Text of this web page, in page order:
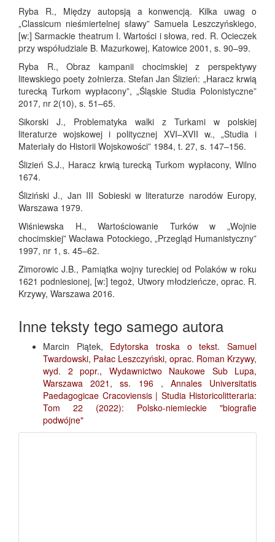
Ryba R., Między autopsją a konwencją. Kilka uwag o
„Classicum nieśmiertelnej sławy” Samuela Leszczyńskiego,
[w:] Sarmackie theatrum I. Wartości i słowa, red. R. Ocieczek
przy współudziale B. Mazurkowej, Katowice 2001, s. 90–99.
Ryba R., Obraz kampanii chocimskiej z perspektywy
litewskiego poety żołnierza. Stefan Jan Ślizień: „Haracz krwią
turecką Turkom wypłacony”, „Śląskie Studia Polonistyczne”
2017, nr 2(10), s. 51–65.
Sikorski J., Problematyka walki z Turkami w polskiej
literaturze wojskowej i politycznej XVI–XVII w., „Studia i
Materiały do Historii Wojskowości” 1984, t. 27, s. 147–156.
Ślizień S.J., Haracz krwią turecką Turkom wypłacony, Wilno
1674.
Śliziński J., Jan III Sobieski w literaturze narodów Europy,
Warszawa 1979.
Wiśniewska H., Wartościowanie Turków w „Wojnie
chocimskiej” Wacława Potockiego, „Przegląd Humanistyczny”
1997, nr 1, s. 45–62.
Zimorowic J.B., Pamiątka wojny tureckiej od Polaków w roku
1621 podniesionej, [w:] tegoż, Utwory młodzieńcze, oprac. R.
Krzywy, Warszawa 2016.
Inne teksty tego samego autora
Marcin Piątek, Edytorska troska o tekst. Samuel
Twardowski, Pałac Leszczyński, oprac. Roman Krzywy,
wyd. 2 popr., Wydawnictwo Naukowe Sub Lupa,
Warszawa 2021, ss. 196 , Annales Universitatis
Paedagogicae Cracoviensis | Studia Historicolitteraria:
Tom 22 (2022): Polsko-niemieckie "biografie
podwójne"